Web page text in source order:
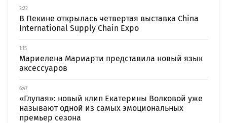
3:22
В Пекине открылась четвертая выставка China
International Supply Chain Expo
1:15
Мариелена Мариарти представила новый язык
аксессуаров
6:47
«Глупая»: новый клип Екатерины Волковой уже
называют одной из самых эмоциональных
премьер сезона